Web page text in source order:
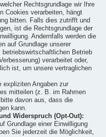
Rechtsgrundlage wir Ihre
Cookies verarbeiten, hängt
bitten. Falls dies zutrifft und
ist die Rechtsgrundlage der
Andernfalls werden die
auf Grundlage unserer
Betrieb
verarbeitet oder,
ist, um unsere vertraglichen
expliziten Angaben zur
mitteilen (z. B. im Rahmen
davon aus, dass die
kann.
Widerspruch (Opt-Out):
Grundlage einer Einwilligung
Sie jederzeit die Möglichkeit,